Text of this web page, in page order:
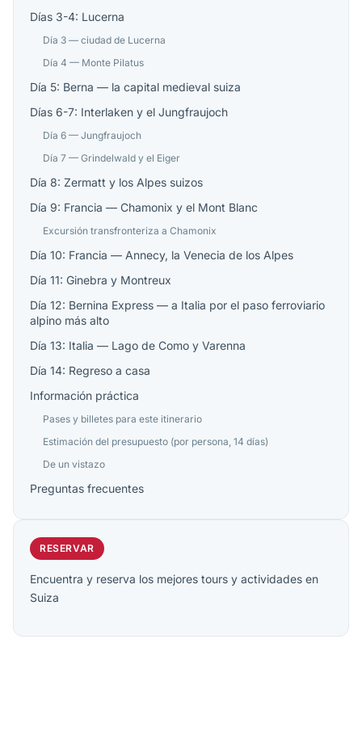
Días 3-4: Lucerna
Día 3 — ciudad de Lucerna
Día 4 — Monte Pilatus
Día 5: Berna — la capital medieval suiza
Días 6-7: Interlaken y el Jungfraujoch
Día 6 — Jungfraujoch
Día 7 — Grindelwald y el Eiger
Día 8: Zermatt y los Alpes suizos
Día 9: Francia — Chamonix y el Mont Blanc
Excursión transfronteriza a Chamonix
Día 10: Francia — Annecy, la Venecia de los Alpes
Día 11: Ginebra y Montreux
Día 12: Bernina Express — a Italia por el paso ferroviario
alpino más alto
Día 13: Italia — Lago de Como y Varenna
Día 14: Regreso a casa
Información práctica
Pases y billetes para este itinerario
Estimación del presupuesto (por persona, 14 días)
De un vistazo
Preguntas frecuentes
RESERVAR
Encuentra y reserva los mejores tours y actividades en
Suiza